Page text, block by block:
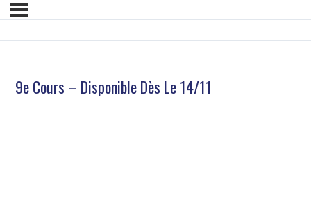
9e Cours – Disponible Dès Le 14/11